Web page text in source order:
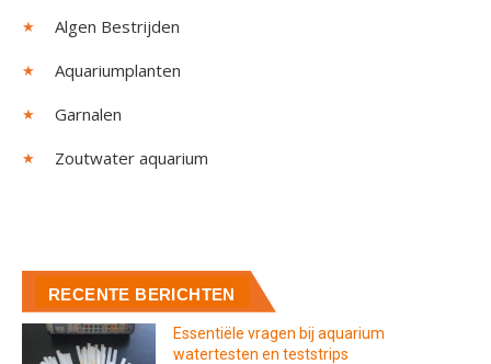
Algen Bestrijden
Aquariumplanten
Garnalen
Zoutwater aquarium
RECENTE BERICHTEN
Essentiële vragen bij aquarium
watertesten en teststrips